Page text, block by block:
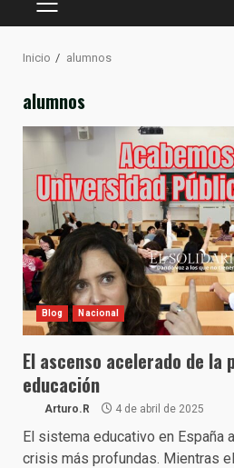
MENÚ
Inicio alumnos
alumnos
Blog Nacional
El ascenso acelerado de la
educación
Arturo.R 4 de abril de 2025
El sistema educativo en España
crisis más profundas. Mientras